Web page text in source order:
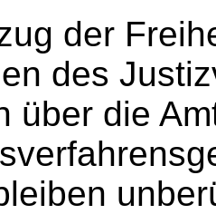
der
des
über die